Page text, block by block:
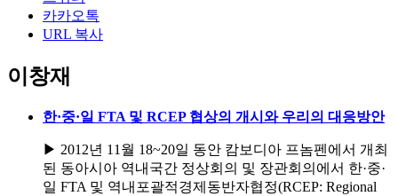
카카오톡
URL 복사
이창재
한·중·일 FTA 및 RCEP 협상의 개시와 우리의 대응방안
▶ 2012년 11월 18~20일 동안 캄보디아 프놈펜에서 개최
된 동아시아 역내국간 정상회의 및 장관회의에서 한·중·
일 FTA 및 역내포괄적경제동반자협정(RCEP: Regional